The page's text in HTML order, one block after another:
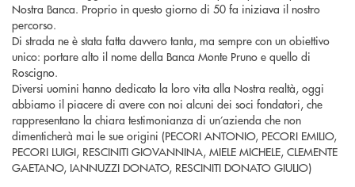
Nostra Banca. Proprio in questo giorno di 50 fa iniziava il nostro
percorso.
Di strada ne è stata fatta davvero tanta, ma sempre con un obiettivo
unico: portare alto il nome della Banca Monte Pruno e quello di
Roscigno.
Diversi uomini hanno dedicato la loro vita alla Nostra realtà, oggi
abbiamo il piacere di avere con noi alcuni dei soci fondatori, che
rappresentano la chiara testimonianza di un’azienda che non
dimenticherà mai le sue origini (PECORI ANTONIO, PECORI EMILIO,
PECORI LUIGI, RESCINITI GIOVANNINA, MIELE MICHELE, CLEMENTE
GAETANO, IANNUZZI DONATO, RESCINITI DONATO GIULIO)